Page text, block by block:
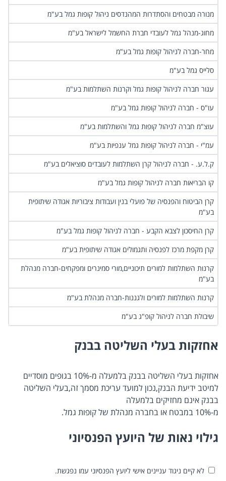
‏מנורה מבטחים והסתדרות המהנדסים ניהול קופות גמל בע"מ
‏מחוג-מנהל גמל לעובדי חברת החשמל לישראל בע"מ
‏מחר-חברה לניהול קופות גמל בע"מ
‏סלייס גמל בע"מ
‏עגור חברה לניהול קופות גמל וקרנות השתלמות בע"מ
‏עו"ס - חברה לניהול קופות גמל בע"מ
‏עוצ"מ חברה לניהול קופות גמל והשתלמות בע"מ
‏עמ"י - חברה לניהול קופות גמל ענפיות בע"מ
‏ק.ל.ע. - חברה לניהול קרן השתלמות לעובדים סוציאלים בע"מ
‏קו הבריאות חברה לניהול קופות גמל בע"מ
‏קרן הביטוח והפנסיה של פועלי בנין ועבודות ציבוריות אגודה שיתופית
בע"מ
‏קרן החיסכון לצבא הקבע - חברה לניהול קופות גמל בע"מ
‏קרן מקפת מרכז לפנסיה ותגמולים אגודה שיתופית בע"מ
‏קרנות השתלמות למורים תיכוניים,מורי סמינרים ומפקחים-חברה מנהלת
בע"מ
‏קרנות השתלמות למורים ולגננות-חברה מנהלת בע"מ
‏שיבולת חברה לניהול קופ"ג בע"מ
אחזקות בעלי השליטה בבנק
‏אחזקות בעלי השליטה בבנק בלמעלה מ-‏10%‏ בגופים מוסדיים
‏למיטב ידיעת הבנק,נכון למועד עריכת מסמך זה,בעלי השליטה
בבנק אינם מחזיקים בלמעלה
‏מ-‏10%‏ במבטח או בחברה מנהלת של קופות גמל.
‏גילוי נאות של היועץ הפנסיוני
‏לא קיים ניגוד עניינים אישי ליועץ הפנסיוני עמו נפגשת.